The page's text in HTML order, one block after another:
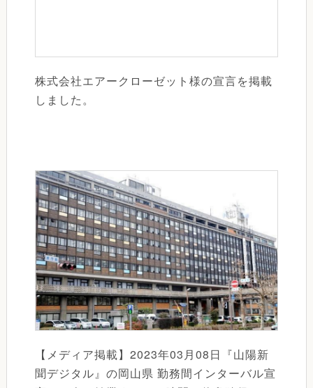
株式会社エアークローゼット様の宣言を掲載
しました。
【メディア掲載】2023年03月08日『山陽新
聞デジタル』の岡山県 勤務間インターバル宣